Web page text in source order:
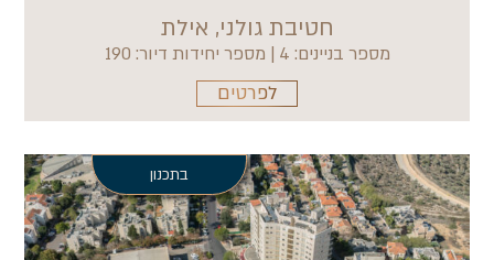
חטיבת גולני, אילת
מספר בניינים: 4 | מספר יחידות דיור: 190
לפרטים